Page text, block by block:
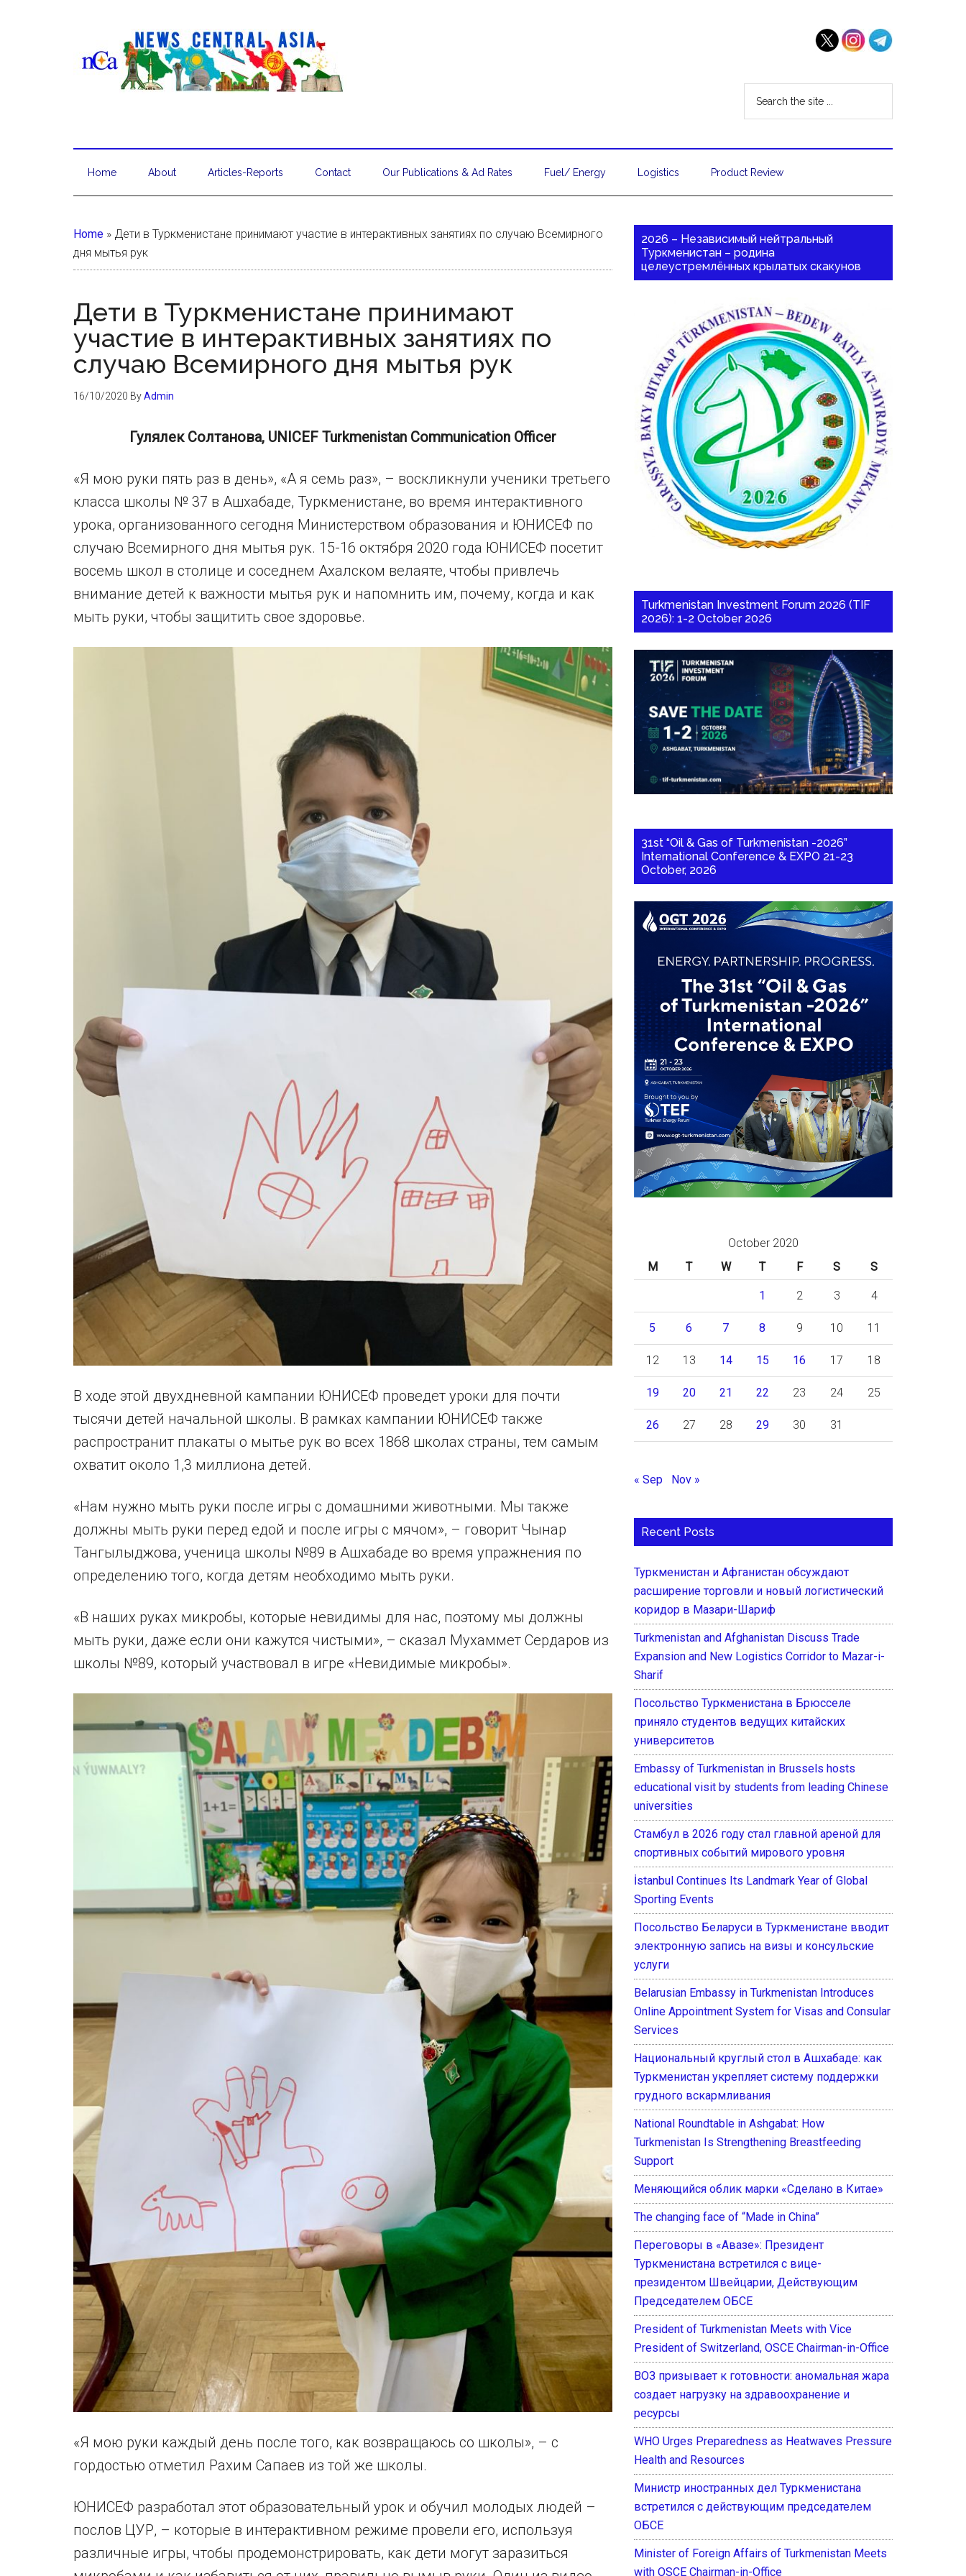
Home About Articles-Reports Contact Our Publications & Ad Rates Fuel/ Energy Logistics Product Review
Home » Дети в Туркменистане принимают участие в интерактивных занятиях по случаю Всемирного
дня мытья рук
Дети в Туркменистане принимают
участие в интерактивных занятиях по
случаю Всемирного дня мытья рук
16/10/2020 ByAdmin
Гулялек Солтанова, UNICEF Turkmenistan Communication Officer
«Я мою руки пять раз в день», «А я семь раз», – воскликнули ученики третьего
класса школы № 37 в Ашхабаде, Туркменистане, во время интерактивного
урока, организованного сегодня Министерством образования и ЮНИСЕФ по
случаю Всемирного дня мытья рук. 15-16 октября 2020 года ЮНИСЕФ посетит
восемь школ в столице и соседнем Ахалском велаяте, чтобы привлечь
внимание детей к важности мытья рук и напомнить им, почему, когда и как
мыть руки, чтобы защитить свое здоровье.
В ходе этой двухдневной кампании ЮНИСЕФ проведет уроки для почти
тысячи детей начальной школы. В рамках кампании ЮНИСЕФ также
распространит плакаты о мытье рук во всех 1868 школах страны, тем самым
охватит около 1,3 миллиона детей.
«Нам нужно мыть руки после игры с домашними животными. Мы также
должны мыть руки перед едой и после игры с мячом», – говорит Чынар
Тангылыджова, ученица школы №89 в Ашхабаде во время упражнения по
определению того, когда детям необходимо мыть руки.
«В наших руках микробы, которые невидимы для нас, поэтому мы должны
мыть руки, даже если они кажутся чистыми», – сказал Мухаммет Сердаров из
школы №89, который участвовал в игре «Невидимые микробы».
«Я мою руки каждый день после того, как возвращаюсь со школы», – с
гордостью отметил Рахим Сапаев из той же школы.
ЮНИСЕФ разработал этот образовательный урок и обучил молодых людей –
послов ЦУР, – которые в интерактивном режиме провели его, используя
различные игры, чтобы продемонстрировать, как дети могут заразиться
2026 – Независимый нейтральный
Туркменистан – родина
целеустремлённых крылатых скакунов
Turkmenistan Investment Forum 2026 (TIF
2026): 1-2 October 2026
31st “Oil & Gas of Turkmenistan -2026”
International Conference & EXPO 21-23
October, 2026
October 2020
M
T W T F S S
1 2 3 4
5 6 7 8 9 10 11
12 13 14 15 16 17 18
19 20 21 22 23 24 25
26 27 28 29 30 31
« Sep Nov »
Recent Posts
Туркменистан и Афганистан обсуждают
расширение торговли и новый логистический
коридор в Мазари-Шариф
Turkmenistan and Afghanistan Discuss Trade
Expansion and New Logistics Corridor to Mazar-i-
Sharif
Посольство Туркменистана в Брюсселе
приняло студентов ведущих китайских
университетов
Embassy of Turkmenistan in Brussels hosts
educational visit by students from leading Chinese
universities
Стамбул в 2026 году стал главной ареной для
спортивных событий мирового уровня
İstanbul Continues Its Landmark Year of Global
Sporting Events
Посольство Беларуси в Туркменистане вводит
электронную запись на визы и консульские
услуги
Belarusian Embassy in Turkmenistan Introduces
Online Appointment System for Visas and Consular
Services
Национальный круглый стол в Ашхабаде: как
Туркменистан укрепляет систему поддержки
грудного вскармливания
National Roundtable in Ashgabat: How
Turkmenistan Is Strengthening Breastfeeding
Support
Меняющийся облик марки «Сделано в Китае»
The changing face of “Made in China”
Переговоры в «Авазе»: Президент
Туркменистана встретился с вице-
президентом Швейцарии, Действующим
Председателем ОБСЕ
President of Turkmenistan Meets with Vice
President of Switzerland, OSCE Chairman-in-Office
ВОЗ призывает к готовности: аномальная жара
создает нагрузку на здравоохранение и
ресурсы
WHO Urges Preparedness as Heatwaves Pressure
Health and Resources
Министр иностранных дел Туркменистана
встретился с действующим председателем
ОБСЕ
Minister of Foreign Affairs of Turkmenistan Meets
with OSCE Chairman-in-Office